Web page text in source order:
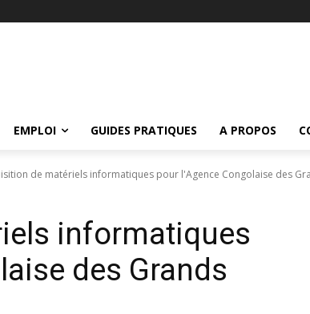
EMPLOI GUIDES PRATIQUES A PROPOS
de matériels informatiques pour l'Agence Congolaise des
informatiques
des Grands